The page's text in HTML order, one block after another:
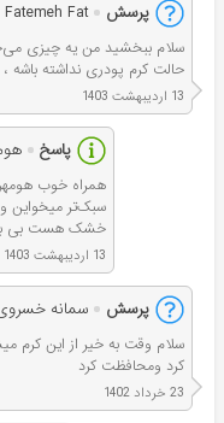
پرسش Fatemeh Fat
سلام ببخشید من یه چیزی
حالت کرم پودری نداشته باشه ،
13 اردیبهشت 1403
پاسخ
همراه خوب
سبک‌تر میخواین
خشک هست بی
13 اردیبهشت 1403
پرسش سمانه
سلام وقت به خیر از این کرم
کرد ومحافظت کرد
23 خرداد 1402